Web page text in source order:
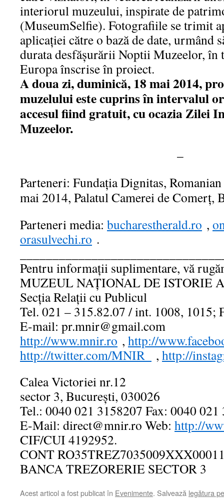
interiorul muzeului, inspirate de
(MuseumSelfie). Fotografiile se trimit
aplicaţiei către o bază de date, urmând
durata desfăşurării Noptii Muzeelor, în
Europa înscrise în proiect.
A doua zi, duminică, 18 mai 2014,
muzelului este cuprins în intervalul
accesul fiind gratuit, cu ocazia Zilei
Muzeelor.
–
Parteneri: Fundaţia Dignitas,
mai 2014, Palatul Camerei de Comerţ,
Parteneri media: bucharestherald.ro ,
orasulvechi.ro .
Pentru informaţii suplimentare, vă
MUZEUL NAŢIONAL DE ISTORIE
Secţia Relaţii cu Publicul
Tel. 021 – 315.82.07 / int. 1008, 1015;
E-mail: pr.mnir@gmail.com
http://www.mnir.ro , http://
http://twitter.com/MNIR_
, http://
Calea Victoriei nr.12
sector 3, Bucureşti, 030026
Tel.: 0040 021 3158207 Fax: 0040 021
E-Mail: direct@mnir.ro Web: http://
CIF/CUI 4192952.
CONT
BANCA TREZORERIE SECTOR 3
Acest articol a fost publicat în Evenimente. Salvează legătura